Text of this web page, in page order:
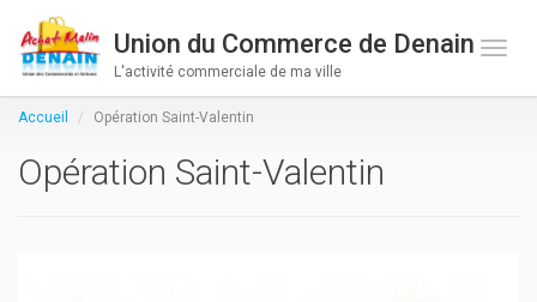
Union du Commerce de Denain
L'activité commerciale de ma ville
Toge
Accueil Opération Saint-Valentin
Opération Saint-Valentin